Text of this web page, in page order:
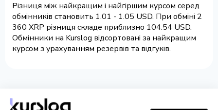
Різниця між найкращим і найгіршим курсом серед
обмінників становить 1.01 - 1.05 USD. При обміні 2
360 XRP різниця складе приблизно 104.54 USD.
Обмінники на Kurslog відсортовані за найкращим
курсом з урахуванням резервів та відгуків.